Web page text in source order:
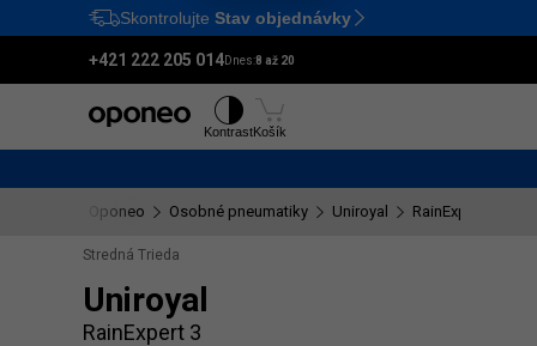
Ctrl M
Skontrolujte Stav objednávky
+421 222 205 014Dnes:8 až 20
KontrastKošík
Oponeo Osobné pneumatiky Uniroyal RainExpert 3
Stredná Trieda
Uniroyal
RainExpert 3